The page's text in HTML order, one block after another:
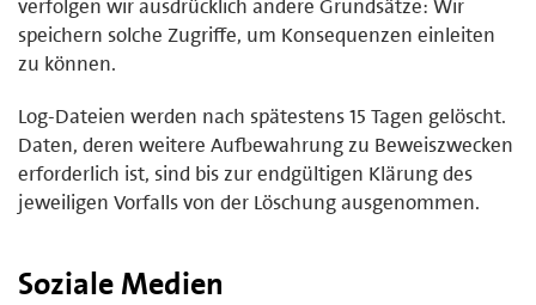
verfolgen wir ausdrücklich andere Grundsätze: Wir
speichern solche Zugriffe, um Konsequenzen einleiten
zu können.
Log-Dateien werden nach spätestens 15 Tagen gelöscht.
Daten, deren weitere Aufbewahrung zu Beweiszwecken
erforderlich ist, sind bis zur endgültigen Klärung des
jeweiligen Vorfalls von der Löschung ausgenommen.
Soziale Medien